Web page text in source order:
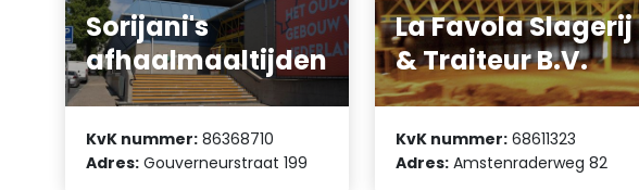
Sorijani's
afhaalmaaltijden
KvK nummer: 86368710
Adres: Gouverneurstraat 199
La Favola Slagerij
& Traiteur B.V.
KvK nummer: 68611323
Adres: Amstenraderweg 82